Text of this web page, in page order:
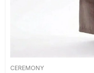
CEREMONY